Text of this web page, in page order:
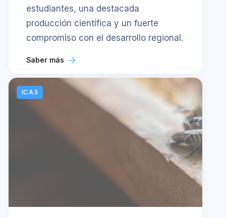
estudiantes, una destacada
producción científica y un fuerte
compromiso con el desarrollo regional.
Saber más
ICA3